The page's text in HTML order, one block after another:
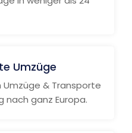
Umzüge
Umzüge & Transporte
nach ganz Europa.